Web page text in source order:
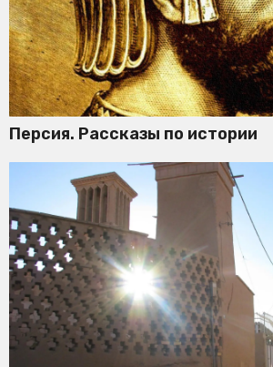
Персия. Рассказы по истории